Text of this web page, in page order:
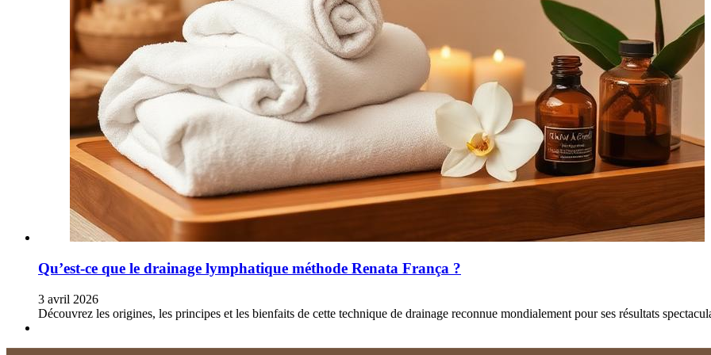
Qu’est-ce que le drainage lymphatique méthode Renata França ?
3 avril 2026
Découvrez les origines, les principes et les bienfaits de cette technique de drainage reconnue mondialement pour ses résultats